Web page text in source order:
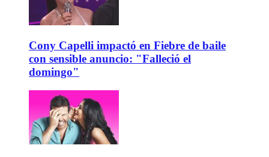
Cony Capelli impactó en Fiebre de baile
con sensible anuncio: "Falleció el
domingo"